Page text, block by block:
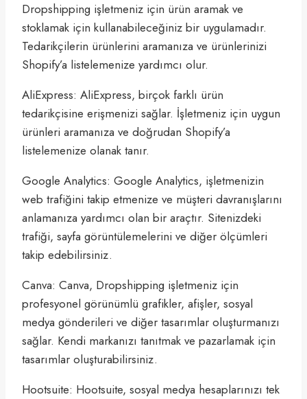
Dropshipping işletmeniz için ürün aramak ve
stoklamak için kullanabileceğiniz bir uygulamadır.
Tedarikçilerin ürünlerini aramanıza ve ürünlerinizi
Shopify’a listelemenize yardımcı olur.
AliExpress: AliExpress, birçok farklı ürün
tedarikçisine erişmenizi sağlar. İşletmeniz için uygun
ürünleri aramanıza ve doğrudan Shopify’a
listelemenize olanak tanır.
Google Analytics: Google Analytics, işletmenizin
web trafiğini takip etmenize ve müşteri davranışlarını
anlamanıza yardımcı olan bir araçtır. Sitenizdeki
trafiği, sayfa görüntülemelerini ve diğer ölçümleri
takip edebilirsiniz.
Canva: Canva, Dropshipping işletmeniz için
profesyonel görünümlü grafikler, afişler, sosyal
medya gönderileri ve diğer tasarımlar oluşturmanızı
sağlar. Kendi markanızı tanıtmak ve pazarlamak için
tasarımlar oluşturabilirsiniz.
Hootsuite: Hootsuite, sosyal medya hesaplarınızı tek